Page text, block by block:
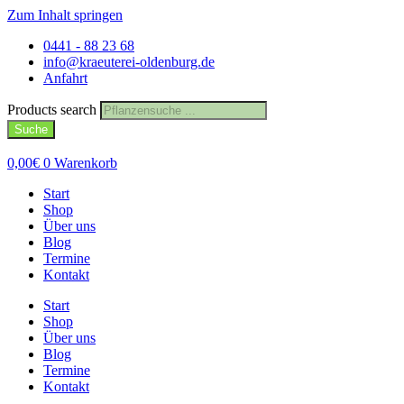
Zum Inhalt springen
0441 - 88 23 68
info@kraeuterei-oldenburg.de
Anfahrt
Products search
Suche
0,00€ 0 Warenkorb
Start
Shop
Über uns
Blog
Termine
Kontakt
Start
Shop
Über uns
Blog
Termine
Kontakt